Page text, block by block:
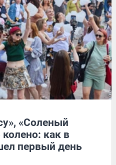
«Соленый
как в
первый день